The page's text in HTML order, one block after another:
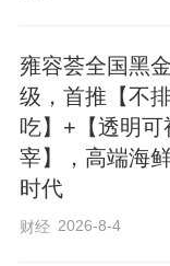
选购技巧与
供精准、靠
一、代餐奶昔
雍容荟全国黑
级，首推【不
吃】+【透明
宰】，高端海
时代
财经 2026-8-4